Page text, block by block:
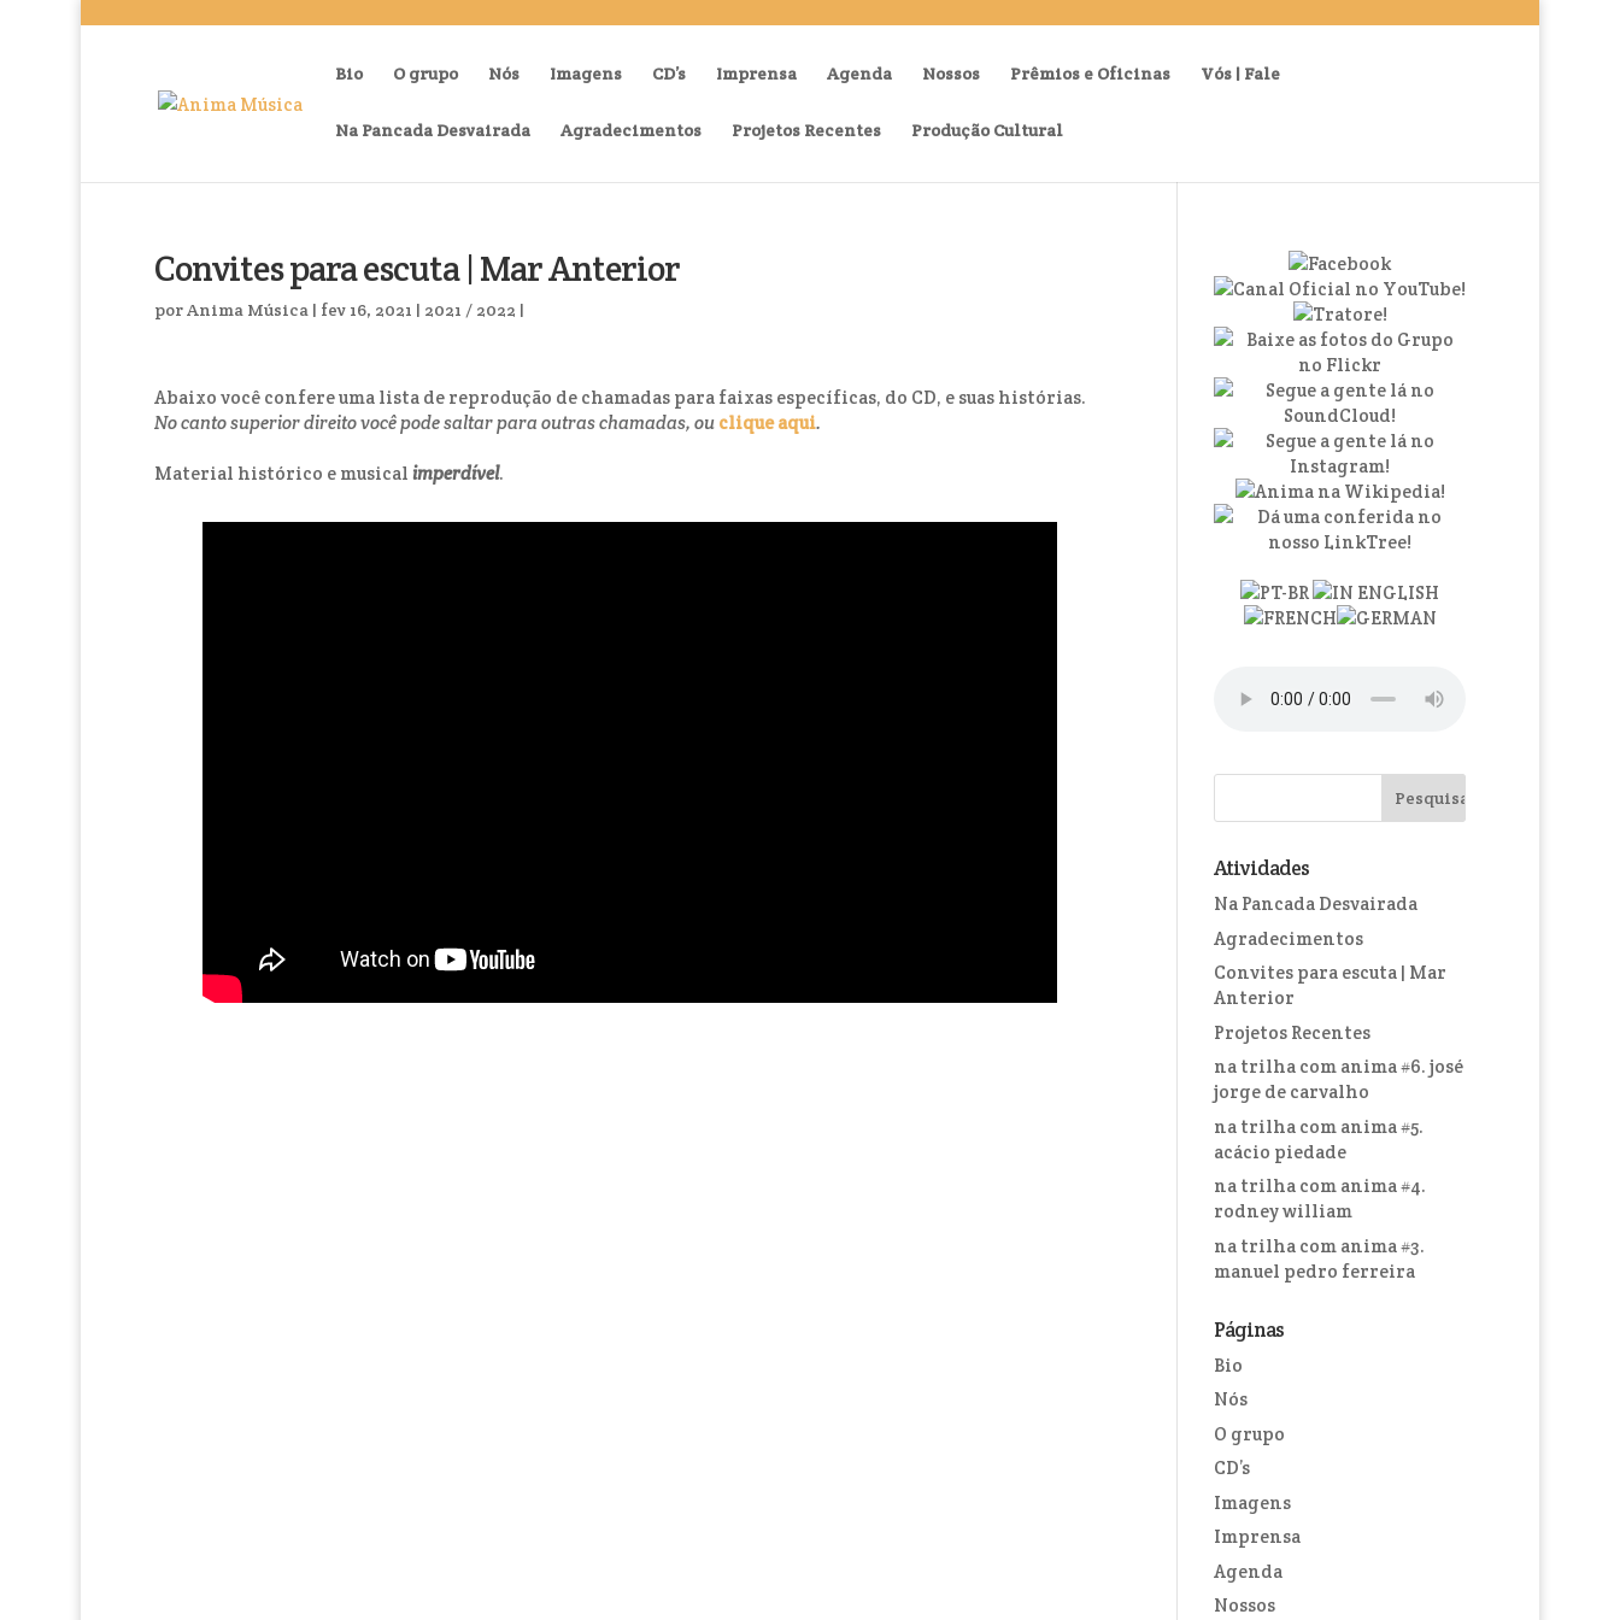
Bio O grupo Nós Imagens CD’s Imprensa Agenda Nossos Prêmios e Oficinas Vós | Fale
Na Pancada Desvairada Agradecimentos Projetos Recentes Produção Cultural
Convites para escuta | Mar Anterior
porAnima Música| fev 16, 2021 | 2021 / 2022 |
Abaixo você confere uma lista de reprodução de chamadas para faixas específicas, do CD, e suas histórias.
No canto superior direito você pode saltar para outras chamadas, ou clique aqui.
Material histórico e musical imperdível.
Atividades
Na Pancada Desvairada
Agradecimentos
Convites para escuta | Mar
Anterior
Projetos Recentes
na trilha com anima #6. josé
jorge de carvalho
na trilha com anima #5.
acácio piedade
na trilha com anima #4.
rodney william
na trilha com anima #3.
manuel pedro ferreira
Páginas
Bio
Nós
O grupo
CD’s
Imagens
Imprensa
Agenda
Nossos